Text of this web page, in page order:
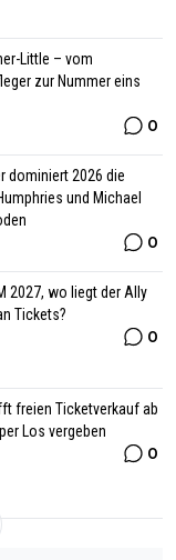
Little – vom
zur Nummer eins
0
dominiert 2026 die
und Michael
0
2027, wo liegt der Ally
Tickets?
0
freien Ticketverkauf ab
Los vergeben
0